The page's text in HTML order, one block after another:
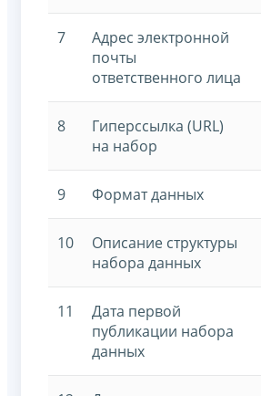
7
Адрес электронной
почты
ответственного лица
8
Гиперссылка (URL)
на набор
9 Формат данных
10
Описание структуры
набора данных
11
Дата первой
публикации набора
данных